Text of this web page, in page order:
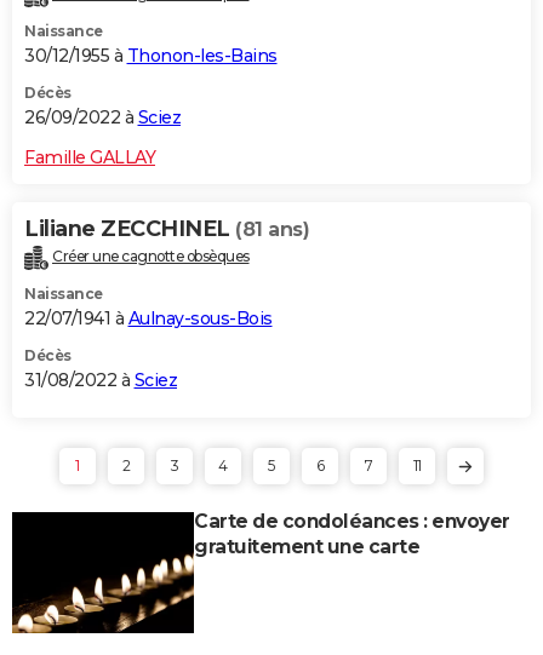
Naissance
30/12/1955 à Thonon-les-Bains
Décès
26/09/2022 à Sciez
Famille GALLAY
Liliane ZECCHINEL (81 ans)
Créer une cagnotte obsèques
Naissance
22/07/1941 à Aulnay-sous-Bois
Décès
31/08/2022 à Sciez
1 2 3 4 5 6 7 11
Carte de condoléances : envoyer
gratuitement une carte